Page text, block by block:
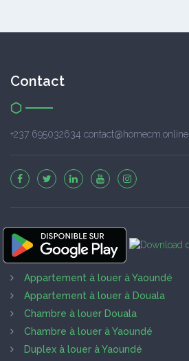
Contact
+237 695032634 contact@homecm.online
Appartement à louer à Yaoundé
Appartement à louer à Douala
Chambre à louer Douala
Chambre à louer à Yaoundé
Duplex à louer à Yaoundé